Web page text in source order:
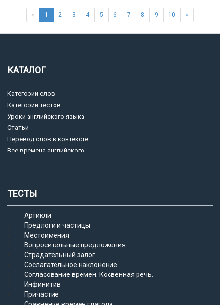
« 1 2 3 4 5 6 7 8 9 10 »
КАТАЛОГ
Категории слов
Категории тестов
Уроки английского языка
Статьи
Перевод слов в контексте
Все времена английского
ТЕСТЫ
Артикли
Предлоги и частицы
Местоимения
Вопросительные предложения
Страдательный залог
Сослагательное наклонение
Согласование времен. Косвенная речь.
Инфинитив
Причастие